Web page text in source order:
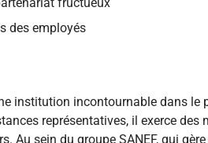
des employés
institution incontournable dans le
représentatives, il exerce des
Au sein du groupe SANEF, qui